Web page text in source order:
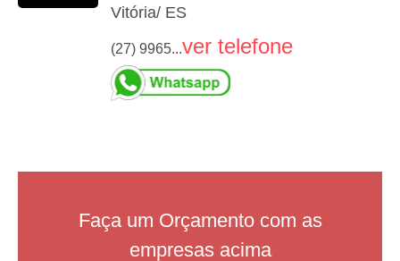
Vitória/ ES
(27) 9965...ver telefone
Faça um Orçamento com as
empresas acima